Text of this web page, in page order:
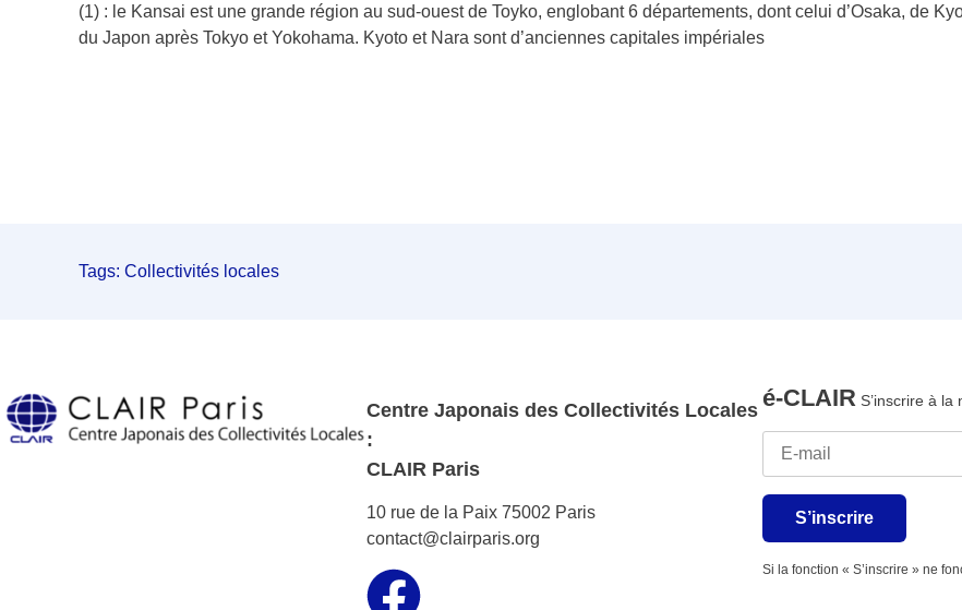
(1) : le Kansai est une grande région au sud-ouest de Toyko, englobant 6 départements, dont celui d’Osaka, de
du Japon après Tokyo et Yokohama. Kyoto et Nara sont d’anciennes capitales impériales
Tags: Collectivités locales
Centre Japonais des Collectivités Locales
:
CLAIR Paris
10 rue de la Paix 75002 Paris
contact@clairparis.org
é-CLAIR S’inscrire à la
S’inscrire
Si la fonction « S’inscrire » ne